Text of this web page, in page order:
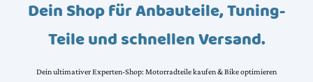
Dein Shop für Anbauteile, Tuning-
Teile und schnellen Versand.
Dein ultimativer Experten-Shop: Motorradteile kaufen & Bike optimieren